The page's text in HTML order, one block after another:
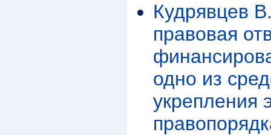
Кудрявцев
правовая
одно из
укрепления